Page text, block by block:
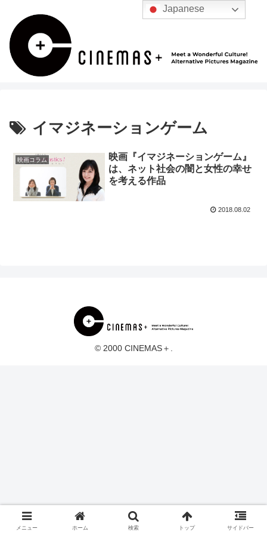
イマジネーションゲーム
映画コラム
映画『イマジネーションゲーム』
は、ネット社会の闇と女性の幸せ
を考える作品
2018.08.02
© 2000 CINEMAS＋.
メニュー ホーム 検索 トップ サイドバー
Japanese